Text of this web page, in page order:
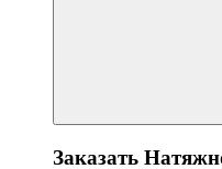
Заказать